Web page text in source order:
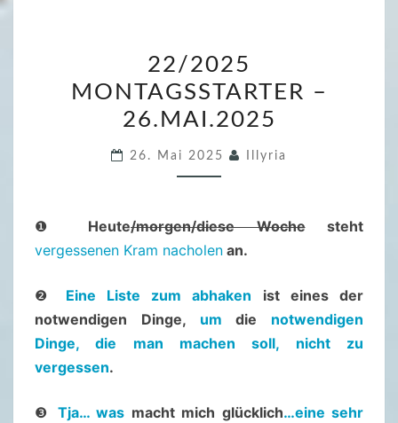
2
/
2
O
N
T
22/2025
MONTAGSSTARTER –
26.MAI.2025
26. Mai 2025 Illyria
❶ Heute/morgen/diese Wochesteht
vergessenen Kram nacholen an.
❷ Eine Liste zum abhaken
ist eines der
notwendigen Dinge, um die notwendigen
Dinge, die man machen soll, nicht zu
vergessen.
❸ Tja… was macht mich glücklich…eine sehr